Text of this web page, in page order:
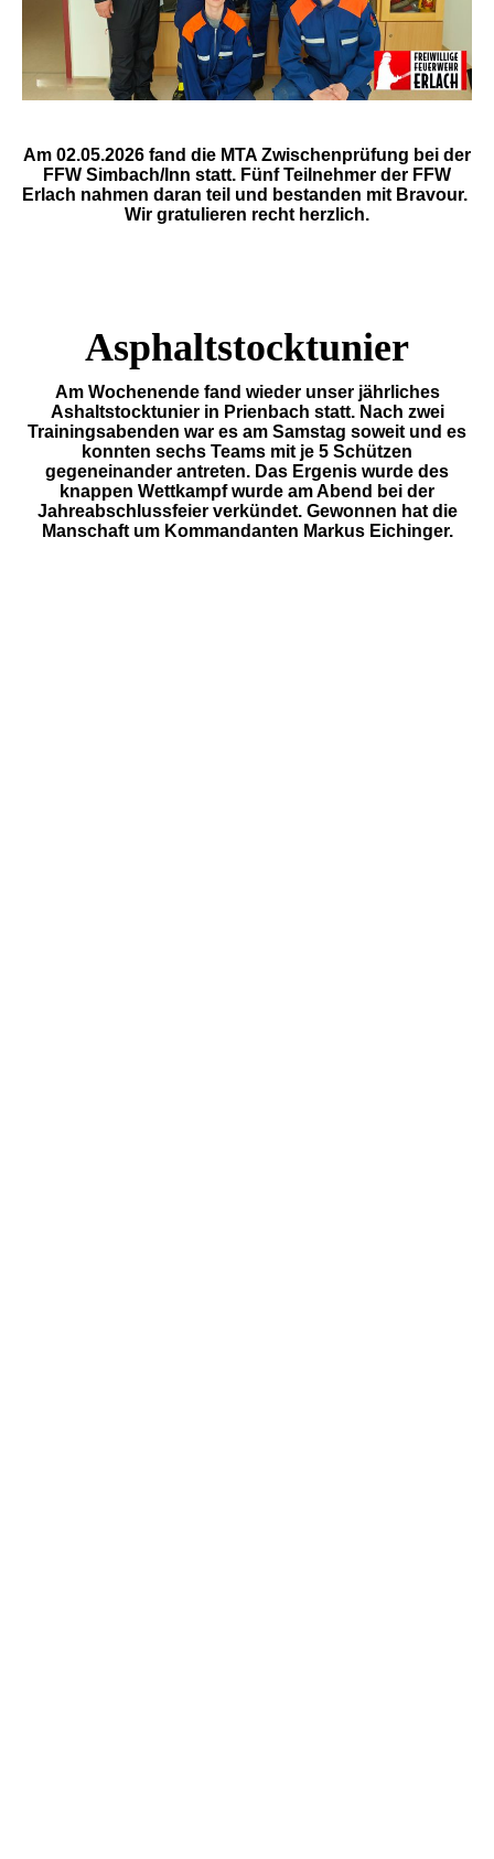
Am 02.05.2026 fand die MTA Zwischenprüfung bei der
FFW Simbach/Inn statt. Fünf Teilnehmer der FFW
Erlach nahmen daran teil und bestanden mit Bravour.
Wir gratulieren recht herzlich.
Asphaltstocktunier
Am Wochenende fand wieder unser jährliches
Ashaltstocktunier in Prienbach statt. Nach zwei
Trainingsabenden war es am Samstag soweit und es
konnten sechs Teams mit je 5 Schützen
gegeneinander antreten. Das Ergenis wurde des
knappen Wettkampf wurde am Abend bei der
Jahreabschlussfeier verkündet. Gewonnen hat die
Manschaft um Kommandanten Markus Eichinger.